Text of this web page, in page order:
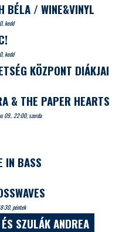
BÉLA / WINE&VINYL
kedd
kedd
KÖZPONT DIÁKJAI
& THE PAPER HEARTS
09.. 22:00, szerda
IN BASS
péntek
SZULÁK ANDREA